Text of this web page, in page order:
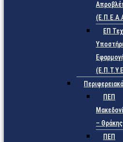
ΕΠ
ΠΕΠ
– Θράκης
ΠΕΠ